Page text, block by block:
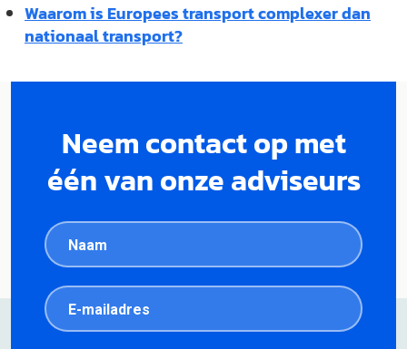
Waarom is Europees transport complexer dan
nationaal transport?
Neem contact op met
één van onze adviseurs